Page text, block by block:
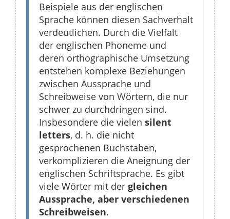
Beispiele aus der englischen
Sprache können diesen Sachverhalt
verdeutlichen. Durch die Vielfalt
der englischen Phoneme und
deren orthographische Umsetzung
entstehen komplexe Beziehungen
zwischen Aussprache und
Schreibweise von Wörtern, die nur
schwer zu durchdringen sind.
Insbesondere die vielen silent
letters, d. h. die nicht
gesprochenen Buchstaben,
verkomplizieren die Aneignung der
englischen Schriftsprache. Es gibt
viele Wörter mit der gleichen
Aussprache, aber verschiedenen
Schreibweisen.